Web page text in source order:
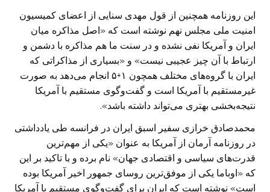
این روزنامه همچنین از قول مهدی سنایی از اعضای کمیسیون
امنیت ملی مجلس نهم نوشته است که «اصل مذاکره میان
ایران و آمریکا نفی نشده و در سنت ما هم مذاکره با دشمن و
ارتباط با آن چیز عجیبی نیست» و «بسیاری از مذاکراتی که
ایران با گروه‌های مختلف همچون ۱+۵ انجام می‌دهد به صورت
غیرمستقیم با آمریکا است و گفت‌وگوی مستقیم با آمریکا
نتیجه‌بخشی بهتری می‌تواند داشته باشد».
محمدصادق خرازی سفیر اسبق ایران در فرانسه طی یادداشتی
در روزنامه آرمان از آمریکا به عنوان «یکی از مهم‌ترین
قدرت‌های سیاسی و اقتصادی جهان» نام برده و با تاکید بر این
که «اوباما یکی از موفق‌ترین روسای‌ جمهور اخیر آمریکا بوده
است» نوشته است که ایران برای گفت‌و‌گوی مستقیم با آمریکا